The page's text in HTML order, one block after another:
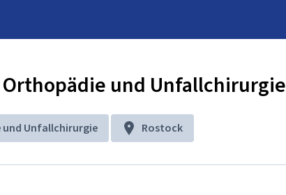
Orthopädie und Unfallchirurgie
und Unfallchirurgie Rostock